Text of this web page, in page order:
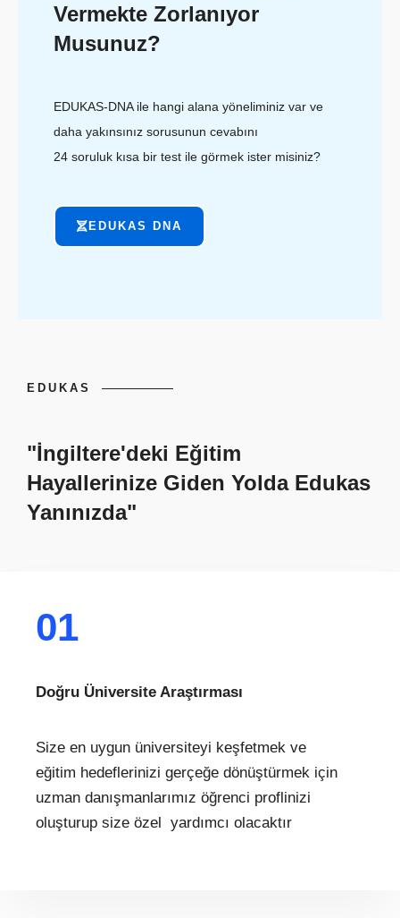
Vermekte Zorlanıyor
Musunuz?
EDUKAS-DNA ile hangi alana yöneliminiz var ve
daha yakınsınız sorusunun cevabını
24 soruluk kısa bir test ile görmek ister misiniz?
EDUKAS DNA
EDUKAS
"İngiltere'deki Eğitim
Hayallerinize Giden Yolda Edukas
Yanınızda"
01
Doğru Üniversite Araştırması
Size en uygun üniversiteyi keşfetmek ve
eğitim hedeflerinizi gerçeğe dönüştürmek için
uzman danışmanlarımız öğrenci proflinizi
oluşturup size özel yardımcı olacaktır